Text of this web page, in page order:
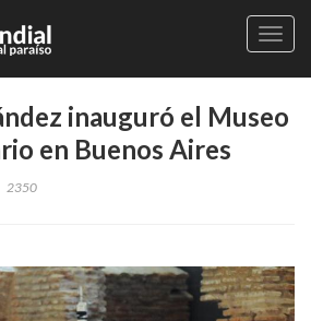
inauguró el Museo
en Buenos Aires
2350